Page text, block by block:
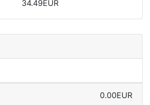
34.49EUR
0.00EUR